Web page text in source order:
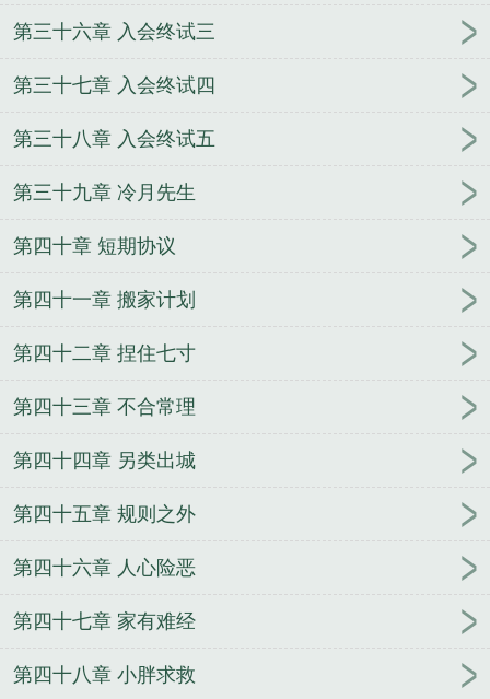
第三十六章 入会终试三
第三十七章 入会终试四
第三十八章 入会终试五
第三十九章 冷月先生
第四十章 短期协议
第四十一章 搬家计划
第四十二章 捏住七寸
第四十三章 不合常理
第四十四章 另类出城
第四十五章 规则之外
第四十六章 人心险恶
第四十七章 家有难经
第四十八章 小胖求救